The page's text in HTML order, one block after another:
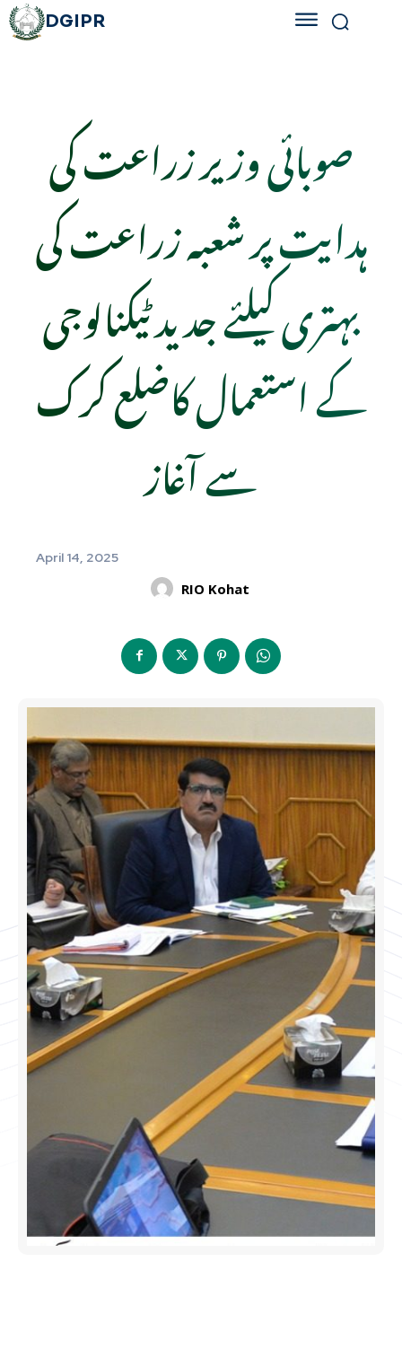
DGIPR
صوبائی وزیر زراعت کی
ہدایت پر شعبہ زراعت کی
بہتری کیلئے جدید ٹیکنالوجی
کے استعمال کاضلع کرک
سے آغاز
April 14, 2025
RIO Kohat